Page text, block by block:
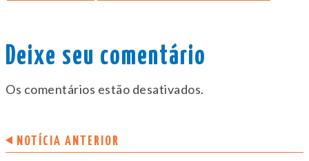
Deixe seu comentário
Os comentários estão desativados.
NOTÍCIA ANTERIOR